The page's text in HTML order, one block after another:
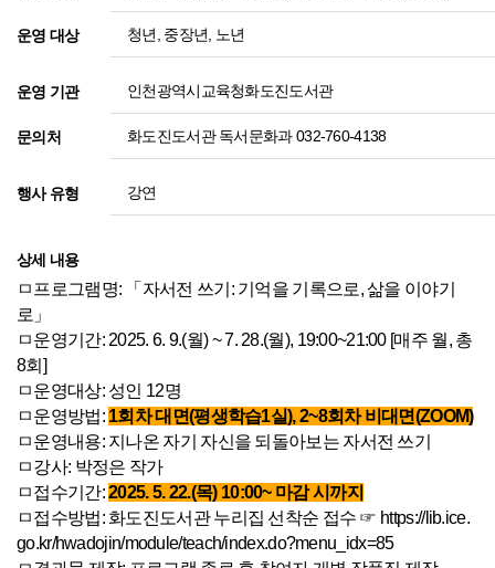
운영 대상 청년, 중장년, 노년
운영 기관 인천광역시교육청화도진도서관
문의처 화도진도서관 독서문화과 032-760-4138
행사 유형 강연
상세 내용
ㅁ프로그램명: 「자서전 쓰기: 기억을 기록으로, 삶을 이야기
로」
ㅁ운영기간: 2025. 6. 9.(월) ~ 7. 28.(월), 19:00~21:00 [매주 월, 총
8회]
ㅁ운영대상: 성인 12명
ㅁ운영방법: 1회차 대면(평생학습1실), 2~8회차 비대면(ZOOM)
ㅁ운영내용: 지나온 자기 자신을 되돌아보는 자서전 쓰기
ㅁ강사: 박정은 작가
ㅁ접수기간:2025. 5. 22.(목) 10:00~ 마감 시까지
ㅁ접수방법: 화도진도서관 누리집 선착순 접수 ☞ https://lib.ice.
go.kr/hwadojin/module/teach/index.do?menu_idx=85